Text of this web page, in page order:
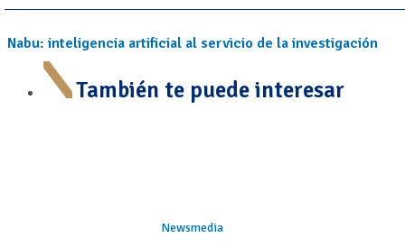
Nabu: inteligencia artificial al servicio de la investigación
También te puede interesar
Newsmedia